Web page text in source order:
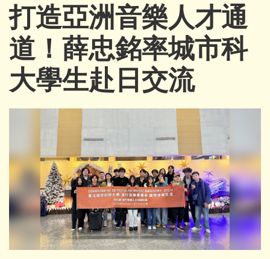
打造亞洲音樂人才通
道！薛忠銘率城市科
大學生赴日交流